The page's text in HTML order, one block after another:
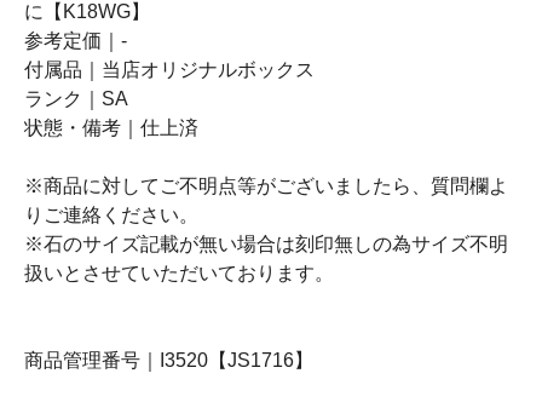
に【K18WG】
参考定価｜-
付属品｜当店オリジナルボックス
ランク｜SA
状態・備考｜仕上済
※商品に対してご不明点等がございましたら、質問欄よ
りご連絡ください。
※石のサイズ記載が無い場合は刻印無しの為サイズ不明
扱いとさせていただいております。
商品管理番号｜I3520【JS1716】